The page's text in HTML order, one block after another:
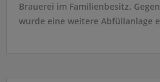
Brauerei im Familienbesitz.
wurde eine weitere Abfüllanlage